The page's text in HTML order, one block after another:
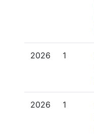
2026 1
2026 1